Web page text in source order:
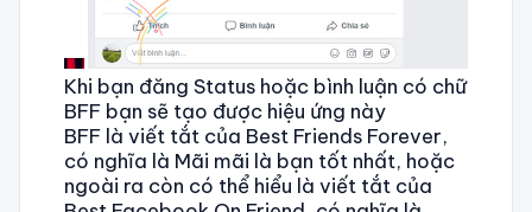
Khi bạn đăng Status hoặc bình luận có chữ
BFF bạn sẽ tạo được hiệu ứng này
BFF là viết tắt của Best Friends Forever,
có nghĩa là Mãi mãi là bạn tốt nhất, hoặc
ngoài ra còn có thể hiểu là viết tắt của